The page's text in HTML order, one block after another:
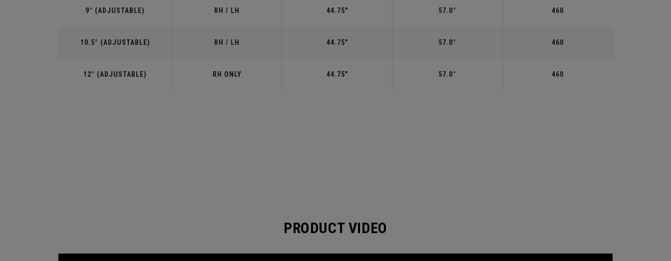
9° (ADJUSTABLE) RH / LH 44.75" 57.0° 460
10.5° (ADJUSTABLE) RH / LH 44.75" 57.0° 460
12° (ADJUSTABLE) RH ONLY 44.75" 57.0° 460
PRODUCT VIDEO